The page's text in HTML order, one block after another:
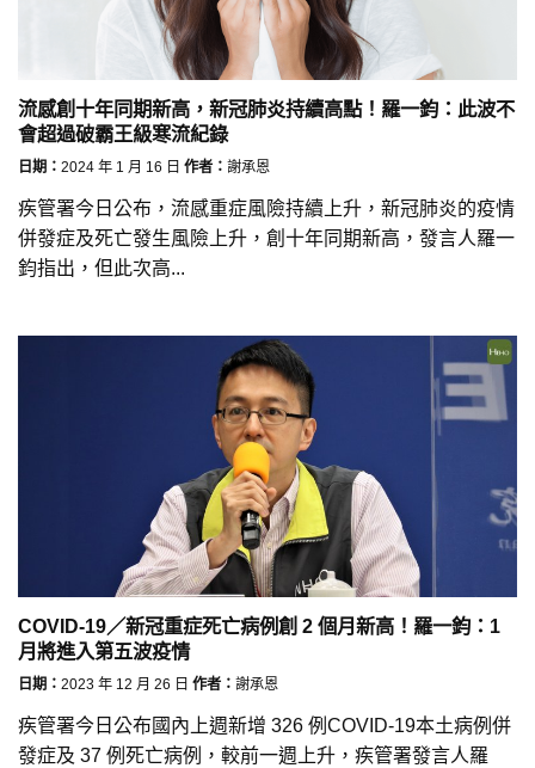
流感創十年同期新高，新冠肺炎持續高點！羅一鈞：此波不
會超過破霸王級寒流紀錄
日期： 2024 年 1 月 16 日 作者： 謝承恩
疾管署今日公布，流感重症風險持續上升，新冠肺炎的疫情
併發症及死亡發生風險上升，創十年同期新高，發言人羅一
鈞指出，但此次高...
COVID-19／新冠重症死亡病例創 2 個月新高！羅一鈞：1
月將進入第五波疫情
日期： 2023 年 12 月 26 日 作者： 謝承恩
疾管署今日公布國內上週新增 326 例COVID-19本土病例併
發症及 37 例死亡病例，較前一週上升，疾管署發言人羅